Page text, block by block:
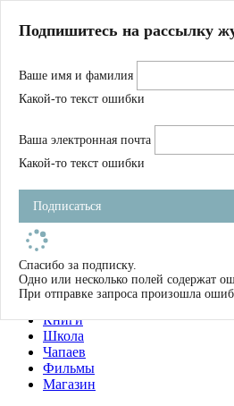
Магазин
Журнал
Школа
Устав
Фильмы
Имена
Тэги
О нас
Журнал
Книги
Школа
Чапаев
Фильмы
Магазин
Подпишитесь на рассылку
Ваше имя и фамилия
Какой-то текст ошибки
Ваша электронная почта
Какой-то текст ошибки
Подписаться
Спасибо за подписку.
Одно или несколько полей содержат
При отправке запроса произошла